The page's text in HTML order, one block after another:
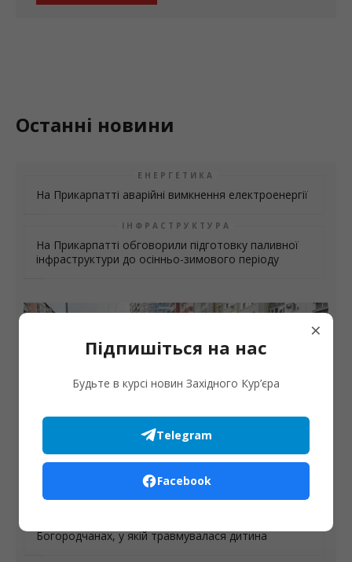
Останні новини
ЕНЕРГЕТИКА
На Прикарпатті аварійні вимкнення електроенергії
ІНФРАСТРУКТУРА
На Прикарпатті обговорили підготовку паливної
інфраструктури до осінньо-зимового періоду
ДТП
ДТП за участі двох мотоциклів та пішохода в
Івано-Франківську
ДТП
Богородчанах, у якій травмувалася дитина
×
Підпишіться на нас
Будьте в курсі новин Західного Кур’єра
Telegram
Facebook